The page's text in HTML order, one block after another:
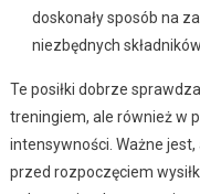
doskonały sposób na
niezbędnych
Te posiłki dobrze
treningiem, ale również w
intensywności. Ważne
przed rozpoczęciem